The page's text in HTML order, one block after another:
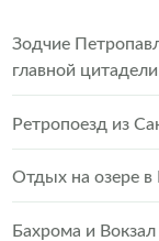
Зодчие
главной
Ретропоезд из
Отдых на озере в
Бахрома и